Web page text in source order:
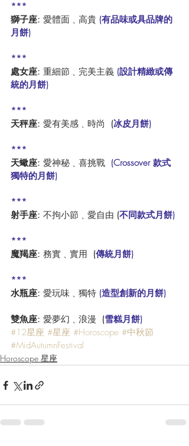
***
獅子座: 愛體面﹑高貴 (有品味或具品牌的
月餅)
***
處女座: 重細節﹑完美主義 (設計精緻或傳
統的月餅)
***
天秤座: 愛有美感﹑時尚 (冰皮月餅)
***
天蠍座: 愛神秘﹑喜挑戰 (Crossover 款式
獨特的月餅)
***
射手座: 不拘小節﹑愛自由 (不同款式月餅)
***
魔羯座: 務實﹑實用 (傳統月餅)
***
水瓶座: 愛玩味﹑獨特 (造型創新的月餅)
雙魚座: 愛夢幻﹑浪漫 (雪糕月餅)
#12星座 #星座 #Horoscope #中秋節
#MidAutumnFestival
Horoscope 星座